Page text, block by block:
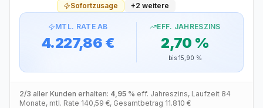
Sofortzusage
+2 weitere
MTL. RATE AB
4.227,86 €
EFF. JAHRESZINS
2,70 %
bis 15,90 %
2/3 aller Kunden erhalten: 4,95 % eff. Jahreszins, Laufzeit 84
Monate, mtl. Rate 140,59 €, Gesamtbetrag 11.810 €